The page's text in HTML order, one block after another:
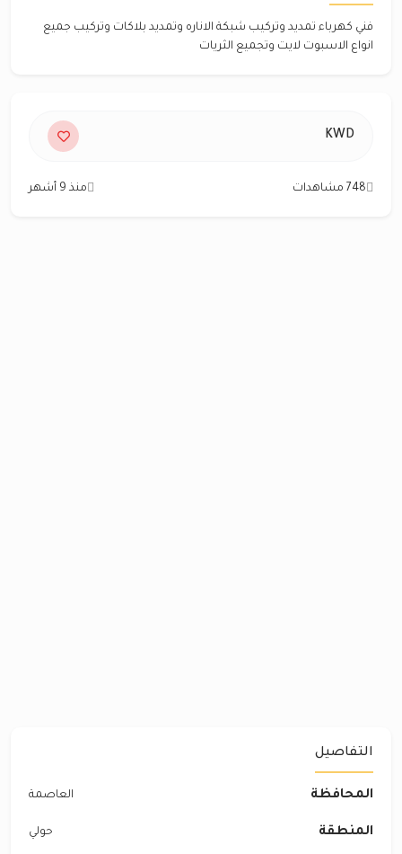
فني كهرباء تمديد وتركيب شبكة الاناره وتمديد بلاكات وتركيب جميع
انواع الاسبوت لايت وتجميع الثريات
KWD
748 مشاهدات منذ 9 أشهر
التفاصيل
المحافظة العاصمة
المنطقة حولي